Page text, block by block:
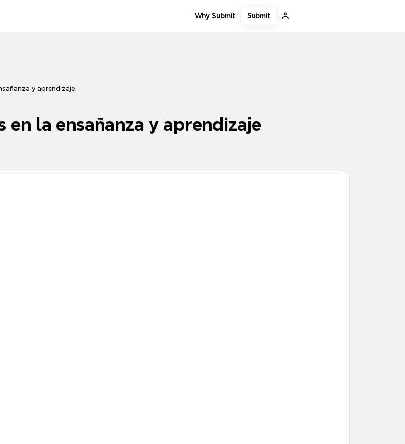
Why Submit Submit
y aprendizaje
la ensañanza y aprendizaje